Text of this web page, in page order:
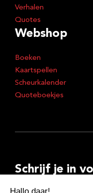
Verhalen
Quotes
Webshop
Boeken
Kaartspellen
Scheurkalender
Quoteboekjes
Schrijf je in